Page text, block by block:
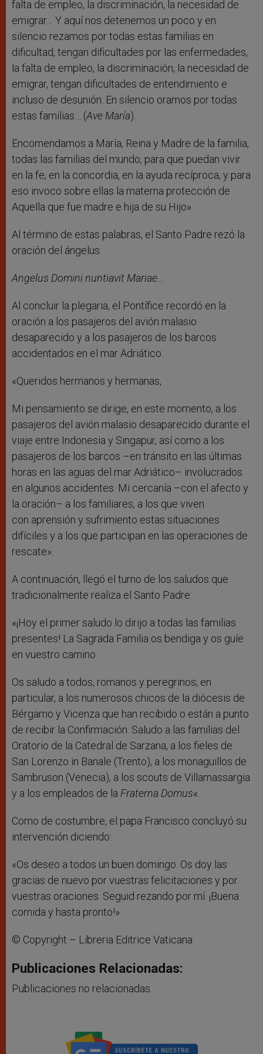
falta de empleo, la discriminación, la necesidad de
emigrar… Y aquí nos detenemos un poco y en
silencio rezamos por todas estas familias en
dificultad, tengan dificultades por las enfermedades,
la falta de empleo, la discriminación, la necesidad de
emigrar, tengan dificultades de entendimiento e
incluso de desunión. En silencio oramos por todas
estas familias… (Ave María).
Encomendamos a María, Reina y Madre de la familia,
todas las familias del mundo, para que puedan vivir
en la fe, en la concordia, en la ayuda recíproca, y para
eso invoco sobre ellas la materna protección de
Aquella que fue madre e hija de su Hijo».
Al término de estas palabras, el Santo Padre rezó la
oración del ángelus:
Angelus Domini nuntiavit Mariae…
Al concluir la plegaria, el Pontífice recordó en la
oración a los pasajeros del avión malasio
desaparecido y a los pasajeros de los barcos
accidentados en el mar Adriático:
«Queridos hermanos y hermanas,
Mi pensamiento se dirige, en este momento, a los
pasajeros del avión malasio desaparecido durante el
viaje entre Indonesia y Singapur, así como a los
pasajeros de los barcos –en tránsito en las últimas
horas en las aguas del mar Adriático– involucrados
en algunos accidentes. Mi cercanía –con el afecto y
la oración– a los familiares, a los que viven
con aprensión y sufrimiento estas situaciones
difíciles y a los que participan en las operaciones de
rescate».
A continuación, llegó el turno de los saludos que
tradicionalmente realiza el Santo Padre:
«¡Hoy el primer saludo lo dirijo a todas las familias
presentes! La Sagrada Familia os bendiga y os guíe
en vuestro camino.
Os saludo a todos, romanos y peregrinos; en
particular, a los numerosos chicos de la diócesis de
Bérgamo y Vicenza que han recibido o están a punto
de recibir la Confirmación. Saludo a las familias del
Oratorio de la Catedral de Sarzana, a los fieles de
San Lorenzo in Banale (Trento), a los monaguillos de
Sambruson (Venecia), a los scouts de Villamassargia
y a los empleados de la Fraterna Domus«.
Como de costumbre, el papa Francisco concluyó su
intervención diciendo:
«Os deseo a todos un buen domingo. Os doy las
gracias de nuevo por vuestras felicitaciones y por
vuestras oraciones. Seguid rezando por mí. ¡Buena
comida y hasta pronto!»
© Copyright – Libreria Editrice Vaticana
Publicaciones Relacionadas:
Publicaciones no relacionadas.